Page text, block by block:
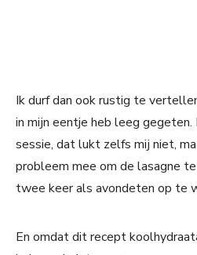
Ik durf dan ook rustig te
in mijn eentje heb leeg
sessie, dat lukt zelfs mij niet,
probleem mee om de lasagne
twee keer als avondeten op te
En omdat dit recept